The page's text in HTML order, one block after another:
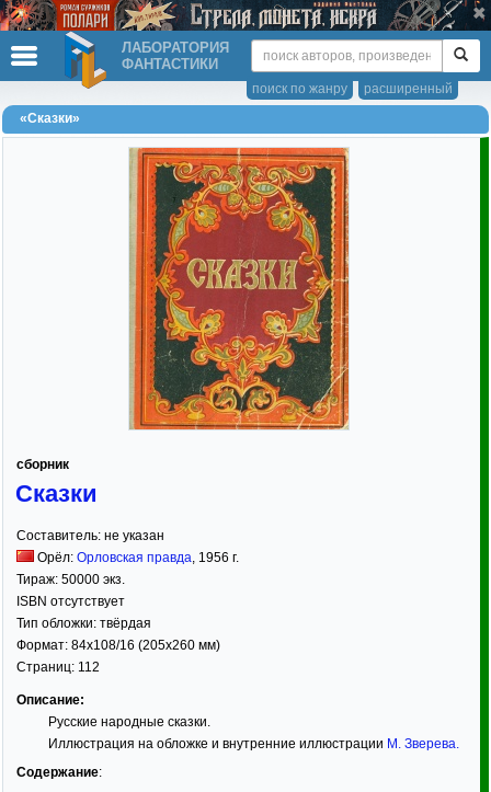
ЛАБОРАТОРИЯ
ФАНТАСТИКИ
расширенный
поиск по жанру
«Сказки»
сборник
Сказки
Составитель: не указан
Орёл: Орловская правда, 1956 г.
Тираж: 50000 экз.
ISBN отсутствует
Тип обложки: твёрдая
Формат: 84x108/16 (205x260 мм)
Страниц: 112
Описание:
Русские народные сказки.
Иллюстрация на обложке и внутренние иллюстрации М. Зверева.
Содержание: